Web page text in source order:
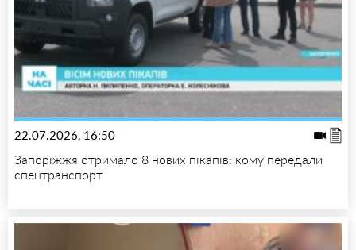
22.07.2026, 16:50
Запоріжжя отримало 8 нових пікапів: кому передали
спецтранспорт